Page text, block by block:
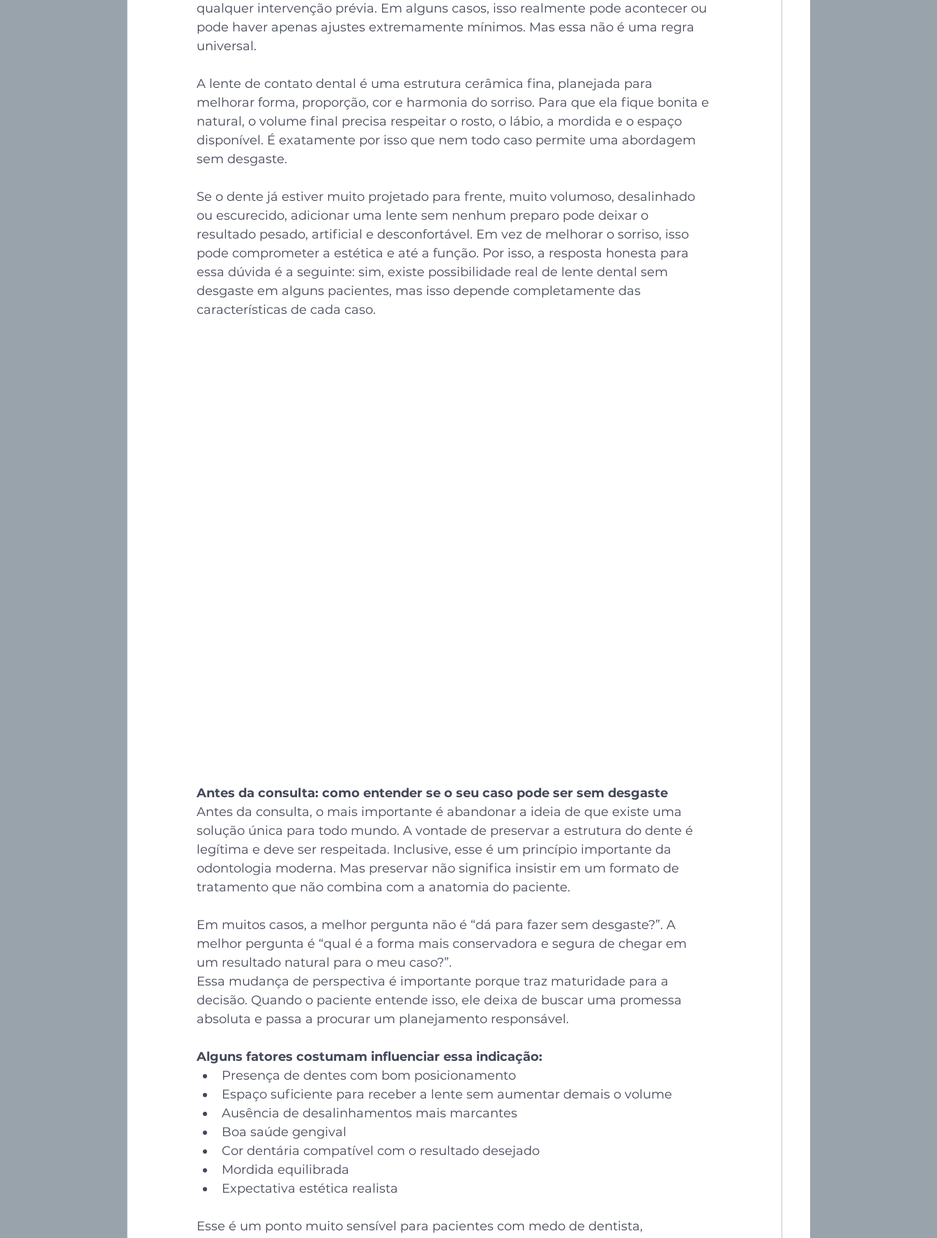
qualquer intervenção prévia. Em alguns casos, isso realmente pode acontecer ou
pode haver apenas ajustes extremamente mínimos. Mas essa não é uma regra
universal.
A lente de contato dental é uma estrutura cerâmica fina, planejada para
melhorar forma, proporção, cor e harmonia do sorriso. Para que ela fique bonita e
natural, o volume final precisa respeitar o rosto, o lábio, a mordida e o espaço
disponível. É exatamente por isso que nem todo caso permite uma abordagem
sem desgaste.
Se o dente já estiver muito projetado para frente, muito volumoso, desalinhado
ou escurecido, adicionar uma lente sem nenhum preparo pode deixar o
resultado pesado, artificial e desconfortável. Em vez de melhorar o sorriso, isso
pode comprometer a estética e até a função. Por isso, a resposta honesta para
essa dúvida é a seguinte: sim, existe possibilidade real de lente dental sem
desgaste em alguns pacientes, mas isso depende completamente das
características de cada caso.
Antes da consulta: como entender se o seu caso pode ser sem desgaste
Antes da consulta, o mais importante é abandonar a ideia de que existe uma
solução única para todo mundo. A vontade de preservar a estrutura do dente é
legítima e deve ser respeitada. Inclusive, esse é um princípio importante da
odontologia moderna. Mas preservar não significa insistir em um formato de
tratamento que não combina com a anatomia do paciente.
Em muitos casos, a melhor pergunta não é “dá para fazer sem desgaste?”. A
melhor pergunta é “qual é a forma mais conservadora e segura de chegar em
um resultado natural para o meu caso?”.
Essa mudança de perspectiva é importante porque traz maturidade para a
decisão. Quando o paciente entende isso, ele deixa de buscar uma promessa
absoluta e passa a procurar um planejamento responsável.
Alguns fatores costumam influenciar essa indicação:
Presença de dentes com bom posicionamento
Espaço suficiente para receber a lente sem aumentar demais o volume
Ausência de desalinhamentos mais marcantes
Boa saúde gengival
Cor dentária compatível com o resultado desejado
Mordida equilibrada
Expectativa estética realista
Esse é um ponto muito sensível para pacientes com medo de dentista,